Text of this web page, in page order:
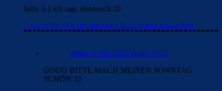
haha 3-2 ich sags doooooch :D
Loggen Sie sich ein, um einen Kommentar abzugeben
Bojan 4. Mai 2025 Beim 15:37
GOGO BITTE MACH MEINEN SONNTAG
SCHÖN :D